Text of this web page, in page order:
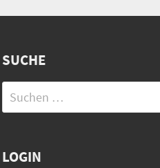
SUCHE
Suchen
nach:
LOGIN